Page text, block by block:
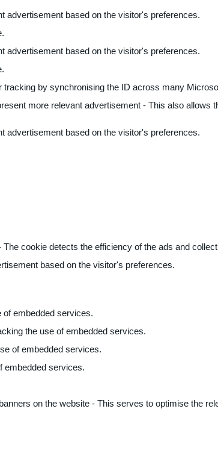
advertisement based on the visitor's preferences.
advertisement based on the visitor's preferences.
by synchronising the ID across many
more relevant advertisement - This also
advertisement based on the visitor's preferences.
cookie detects the efficiency of the ads and
based on the visitor's preferences.
of embedded services.
the use of embedded services.
of embedded services.
embedded services.
on the website - This serves to optimise the